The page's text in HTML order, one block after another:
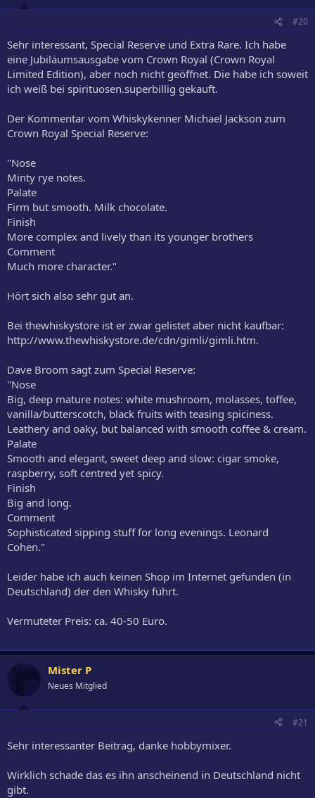
#20
Sehr interessant, Special Reserve und Extra Rare. Ich habe
eine Jubiläumsausgabe vom Crown Royal (Crown Royal
Limited Edition), aber noch nicht geöffnet. Die habe ich soweit
ich weiß bei spirituosen.superbillig gekauft.
Der Kommentar vom Whiskykenner Michael Jackson zum
Crown Royal Special Reserve:
"Nose
Minty rye notes.
Palate
Firm but smooth. Milk chocolate.
Finish
More complex and lively than its younger brothers
Comment
Much more character."
Hört sich also sehr gut an.
Bei thewhiskystore ist er zwar gelistet aber nicht kaufbar:
http://www.thewhiskystore.de/cdn/gimli/gimli.htm.
Dave Broom sagt zum Special Reserve:
"Nose
Big, deep mature notes: white mushroom, molasses, toffee,
vanilla/butterscotch, black fruits with teasing spiciness.
Leathery and oaky, but balanced with smooth coffee & cream.
Palate
Smooth and elegant, sweet deep and slow: cigar smoke,
raspberry, soft centred yet spicy.
Finish
Big and long.
Comment
Sophisticated sipping stuff for long evenings. Leonard
Cohen."
Leider habe ich auch keinen Shop im Internet gefunden (in
Deutschland) der den Whisky führt.
Vermuteter Preis: ca. 40-50 Euro.
Mister P
Neues Mitglied
#21
Sehr interessanter Beitrag, danke hobbymixer.
Wirklich schade das es ihn anscheinend in Deutschland nicht
gibt.